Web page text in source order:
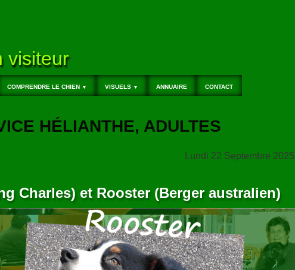
visiteur
COMPRENDRE LE CHIEN ▼ VISUELS ▼ ANNUAIRE CONTACT
HÉLIANTHE, ADULTES
Lundi 22 Septembre 2025
Charles) et Rooster (Berger australien)